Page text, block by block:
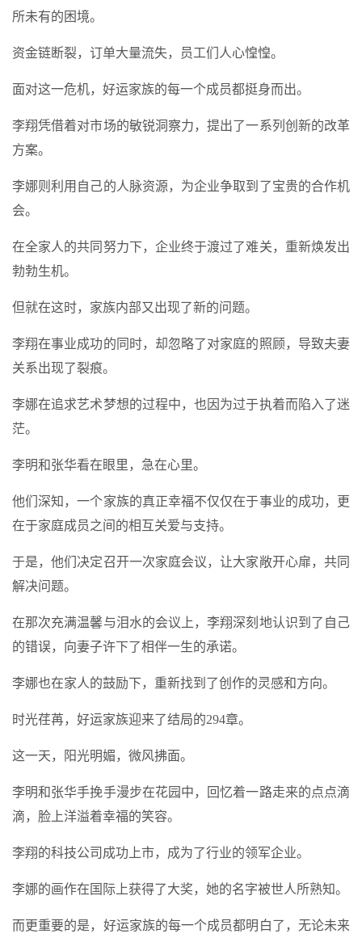
所未有的困境。
资金链断裂，订单大量流失，员工们人心惶惶。
面对这一危机，好运家族的每一个成员都挺身而出。
李翔凭借着对市场的敏锐洞察力，提出了一系列创新的改革
方案。
李娜则利用自己的人脉资源，为企业争取到了宝贵的合作机
会。
在全家人的共同努力下，企业终于渡过了难关，重新焕发出
勃勃生机。
但就在这时，家族内部又出现了新的问题。
李翔在事业成功的同时，却忽略了对家庭的照顾，导致夫妻
关系出现了裂痕。
李娜在追求艺术梦想的过程中，也因为过于执着而陷入了迷
茫。
李明和张华看在眼里，急在心里。
他们深知，一个家族的真正幸福不仅仅在于事业的成功，更
在于家庭成员之间的相互关爱与支持。
于是，他们决定召开一次家庭会议，让大家敞开心扉，共同
解决问题。
在那次充满温馨与泪水的会议上，李翔深刻地认识到了自己
的错误，向妻子许下了相伴一生的承诺。
李娜也在家人的鼓励下，重新找到了创作的灵感和方向。
时光荏苒，好运家族迎来了结局的294章。
这一天，阳光明媚，微风拂面。
李明和张华手挽手漫步在花园中，回忆着一路走来的点点滴
滴，脸上洋溢着幸福的笑容。
李翔的科技公司成功上市，成为了行业的领军企业。
李娜的画作在国际上获得了大奖，她的名字被世人所熟知。
而更重要的是，好运家族的每一个成员都明白了，无论未来